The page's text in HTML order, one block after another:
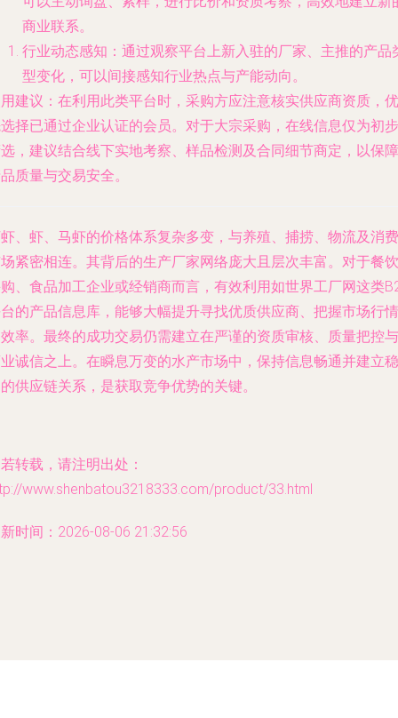
商业联系。
行业动态感知 ：通过观察平台上新入驻的厂家、主推的产品
型变化，可以间接感知行业热点与产能动向。
建议 ：在利用此类平台时，采购方应注意核实供应商资质，优
择已通过企业认证的会员。对于大宗采购，在线信息仅为初步
，建议结合线下实地考察、样品检测及合同细节商定，以保障
质量与交易安全。
、虾、马虾的价格体系复杂多变，与养殖、捕捞、物流及消费
紧密相连。其背后的生产厂家网络庞大且层次丰富。对于餐饮
、食品加工企业或经销商而言，有效利用如世界工厂网这类
的产品信息库，能够大幅提升寻找优质供应商、把握市场行情
率。最终的成功交易仍需建立在严谨的资质审核、质量把控与
诚信之上。在瞬息万变的水产市场中，保持信息畅通并建立稳
供应链关系，是获取竞争优势的关键。
转载，请注明出处：
www.shenbatou3218333.com/product/33.html
时间：2026-08-06 21:32:56